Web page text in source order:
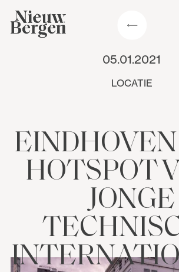
05.01.2021
LOCATIE
HOTSPOT
JONGE